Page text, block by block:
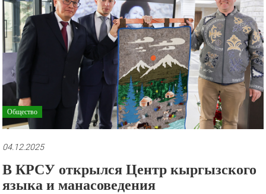
рекламные
ролики
и
презентации.
Общество
04.12.2025
В КРСУ открылся Центр кыргызского
языка и манасоведения